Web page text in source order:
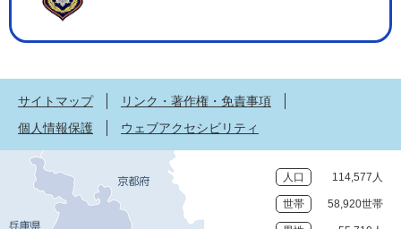
サイトマップ
リンク・著作権・免責事項
個人情報保護
ウェブアクセシビリティ
人口 114,577人
世帯 58,920世帯